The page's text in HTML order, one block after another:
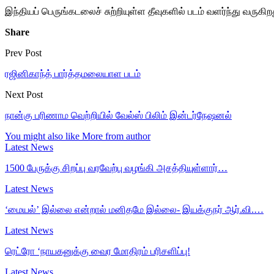
இந்தியப் பெருங்கடலைச் சுற்றியுள்ள தீவுகளில் படம் வளர்ந்து
Share
Prev Post
ரஜினிகாந்த் பார்த்தமலையாள படம்
Next Post
நான்கு பரிணாம வெற்றியில் வேல்ஸ் பிலிம் இன்டர்நேஷனல்
You might also like More from author
Latest News
1500 பேருக்கு சிறப்பு வரவேற்பு வழங்கி அசத்தியுள்ளார்…
Latest News
‘மையல்’ இல்லை என்றால் மனிதமே இல்லை- இயக்குநர் ஆர்.வி.…
Latest News
ரெட்ரோ ‘நாயகனுக்கு வைர மோதிரம் பரிசளிப்பு!
Latest News